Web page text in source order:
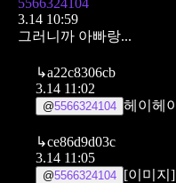
3.14 10:59
그러니까 아빠랑...
↳a22c8306cb
3.14 11:02
@5566324104 헤이헤이
↳ce86d9d03c
3.14 11:05
@5566324104 [이미지]